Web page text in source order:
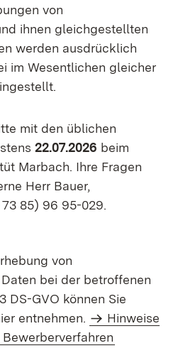
von
ihnen gleichgestellten
werden ausdrücklich
im Wesentlichen gleicher
mit den üblichen
22.07.2026 beim
Marbach. Ihre Fragen
Herr Bauer,
73 85) 96 95-029.
von
bei der betroffenen
DS-GVO können Sie
entnehmen.
Hinweise